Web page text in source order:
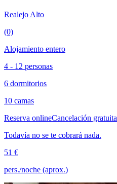
Realejo Alto
(0)
Alojamiento entero
4 - 12 personas
6 dormitorios
10 camas
Reserva onlineCancelación gratuita
Todavía no se te cobrará nada.
51 €
pers./noche (aprox.)